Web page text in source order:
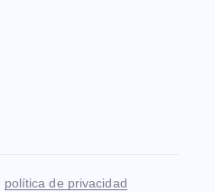
política de privacidad